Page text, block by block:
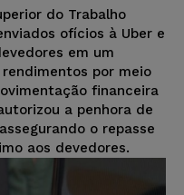
do Trabalho
ofícios à Uber e
em um
por meio
financeira
a penhora de
o repasse
aos devedores.